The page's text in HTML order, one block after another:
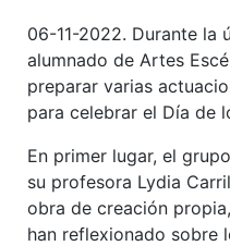
06-11-2022. Durante la
alumnado de Artes
preparar varias
para celebrar el Día de
En primer lugar, el
su profesora Lydia
obra de creación propia,
han reflexionado sobre